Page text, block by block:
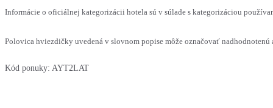
Informácie o oficiálnej kategorizácii hotela sú v súlade s kategorizáciou
Polovica hviezdičky uvedená v slovnom popise môže označovať
Kód ponuky: AYT2LAT